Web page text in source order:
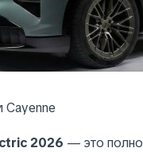
Cayenne
2026 — это